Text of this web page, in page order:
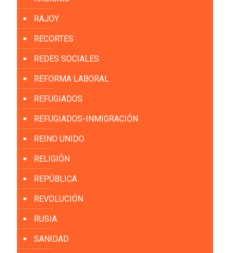
RAJOY
RECORTES
REDES SOCIALES
REFORMA LABORAL
REFUGIADOS
REFUGIADOS-INMIGRACIÓN
REINO UNIDO
RELIGIÓN
REPÚBLICA
REVOLUCIÓN
RUSIA
SANIDAD